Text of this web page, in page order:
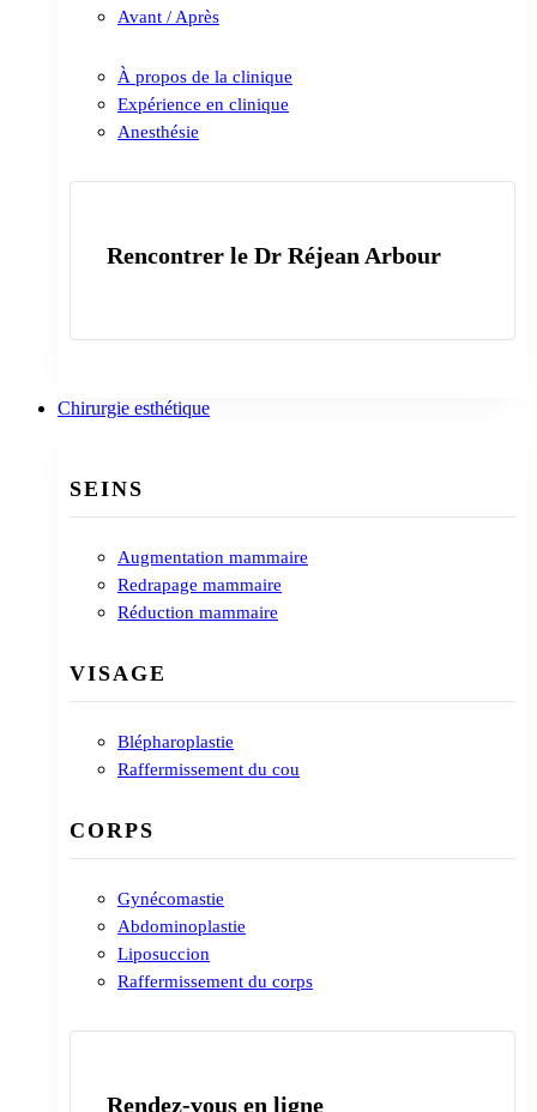
Avant / Après
À propos de la clinique
Expérience en clinique
Anesthésie
Rencontrer le Dr Réjean Arbour
Chirurgie esthétique
SEINS
Augmentation mammaire
Redrapage mammaire
Réduction mammaire
VISAGE
Blépharoplastie
Raffermissement du cou
CORPS
Gynécomastie
Abdominoplastie
Liposuccion
Raffermissement du corps
Rendez-vous en ligne